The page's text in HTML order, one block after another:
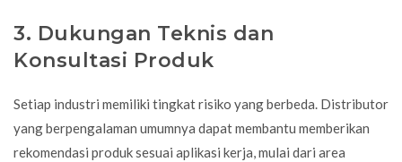
3. Dukungan Teknis dan
Konsultasi Produk
Setiap industri memiliki tingkat risiko yang berbeda. Distributor
yang berpengalaman umumnya dapat membantu memberikan
rekomendasi produk sesuai aplikasi kerja, mulai dari area